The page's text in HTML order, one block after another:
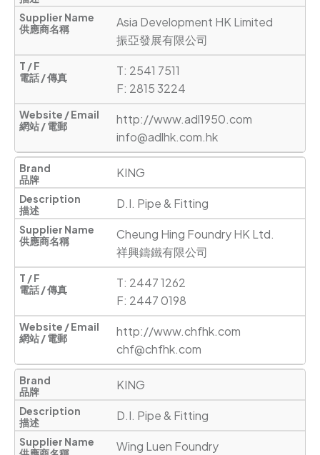
Asia Development HK Limited
振亞發展有限公司
T: 2541 7511
F: 2815 3224
http://www.adl1950.com
info@adlhk.com.hk
KING
D.I. Pipe & Fitting
Cheung Hing Foundry HK Ltd.
祥興鑄鐵有限公司
T: 2447 1262
F: 2447 0198
http://www.chfhk.com
chf@chfhk.com
KING
D.I. Pipe & Fitting
Wing Luen Foundry